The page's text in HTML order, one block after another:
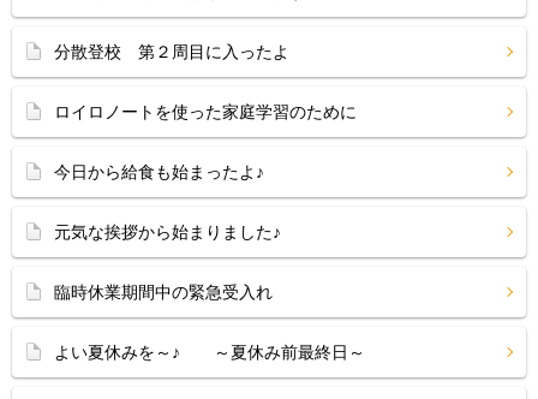
分散登校 第２周目に入ったよ
ロイロノートを使った家庭学習のために
今日から給食も始まったよ♪
元気な挨拶から始まりました♪
臨時休業期間中の緊急受入れ
よい夏休みを～♪ ～夏休み前最終日～